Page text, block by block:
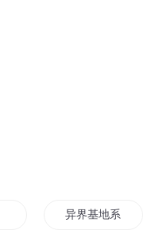
异界基地系统